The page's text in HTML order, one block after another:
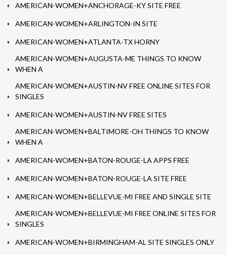
AMERICAN-WOMEN+ANCHORAGE-KY SITE FREE
AMERICAN-WOMEN+ARLINGTON-IN SITE
AMERICAN-WOMEN+ATLANTA-TX HORNY
AMERICAN-WOMEN+AUGUSTA-ME THINGS TO KNOW
WHEN A
AMERICAN-WOMEN+AUSTIN-NV FREE ONLINE SITES FOR
SINGLES
AMERICAN-WOMEN+AUSTIN-NV FREE SITES
AMERICAN-WOMEN+BALTIMORE-OH THINGS TO KNOW
WHEN A
AMERICAN-WOMEN+BATON-ROUGE-LA APPS FREE
AMERICAN-WOMEN+BATON-ROUGE-LA SITE FREE
AMERICAN-WOMEN+BELLEVUE-MI FREE AND SINGLE SITE
AMERICAN-WOMEN+BELLEVUE-MI FREE ONLINE SITES FOR
SINGLES
AMERICAN-WOMEN+BIRMINGHAM-AL SITE SINGLES ONLY